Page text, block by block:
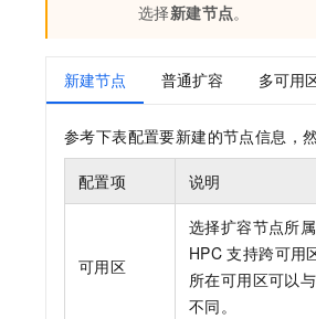
选择新建节点。
新建节点 普通扩容 多可用
参考下表配置要新建的节点信息，
配置项 说明
可用区
选择扩容节点所
HPC 支持跨可用
所在可用区可以
不同。